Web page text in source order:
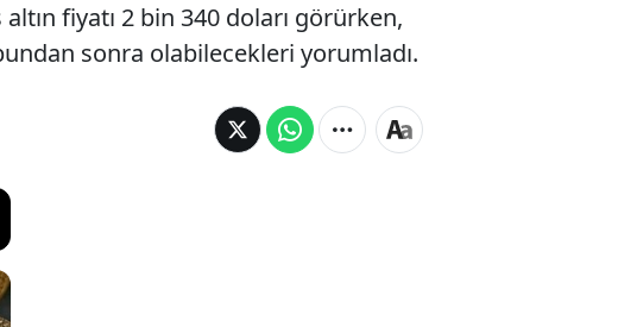
fiyatı 2 bin 340 doları görürken,
sonra olabilecekleri yorumladı.